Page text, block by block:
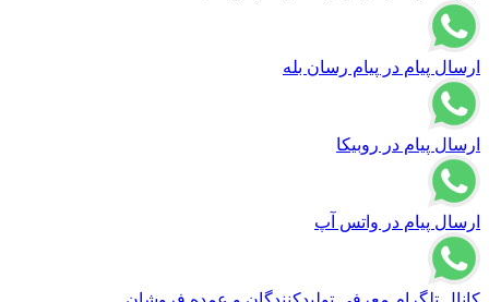
ارسال پیام در پیام رسان بله
ارسال پیام در روبیکا
ارسال پیام در واتس آپ